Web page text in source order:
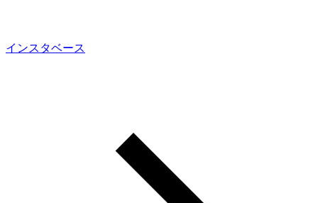
インスタベース